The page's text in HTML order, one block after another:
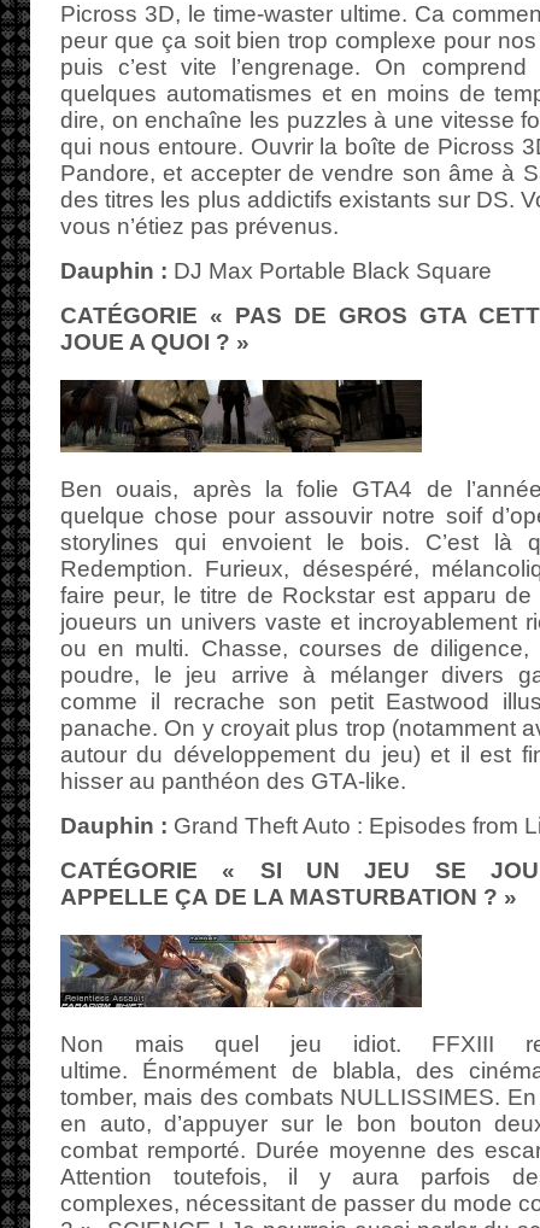
Picross 3D, le time-waster ultime. Ca
peur que ça soit bien trop complexe pour
puis c’est vite l’engrenage. On
quelques automatismes et en moins de
dire, on enchaîne les puzzles à une vitesse
qui nous entoure. Ouvrir la boîte de Picross
Pandore, et accepter de vendre son âme à
des titres les plus addictifs existants sur DS.
vous n’étiez pas prévenus.
Dauphin : DJ Max Portable Black Square
CATÉGORIE « PAS DE GROS GTA
JOUE A QUOI ? »
Ben ouais, après la folie GTA4 de
quelque chose pour assouvir notre soif
storylines qui envoient le bois. C’est là
Redemption. Furieux, désespéré,
faire peur, le titre de Rockstar est apparu
joueurs un univers vaste et incroyablement
ou en multi. Chasse, courses de
poudre, le jeu arrive à mélanger divers
comme il recrache son petit Eastwood
panache. On y croyait plus trop (notamment
autour du développement du jeu) et il est
hisser au panthéon des GTA-like.
Dauphin : Grand Theft Auto : Episodes from
CATÉGORIE « SI UN JEU SE
APPELLE ÇA DE LA MASTURBATION ? »
Non mais quel jeu idiot. FFXIII
ultime. Énormément de blabla, des
tomber, mais des combats NULLISSIMES.
en auto, d’appuyer sur le bon bouton
combat remporté. Durée moyenne des
Attention toutefois, il y aura parfois
complexes, nécessitant de passer du mode